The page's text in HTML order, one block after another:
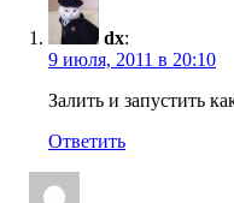
dx:
9 июля, 2011 в 20:10
Залить и запустить
Ответить